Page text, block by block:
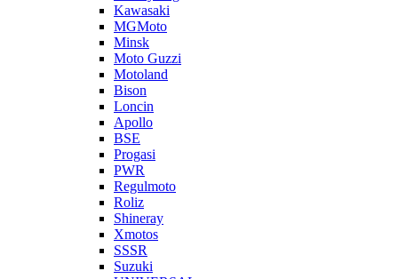
Kawasaki
MGMoto
Minsk
Moto Guzzi
Motoland
Bison
Loncin
Apollo
BSE
Progasi
PWR
Regulmoto
Roliz
Shineray
Xmotos
SSSR
Suzuki